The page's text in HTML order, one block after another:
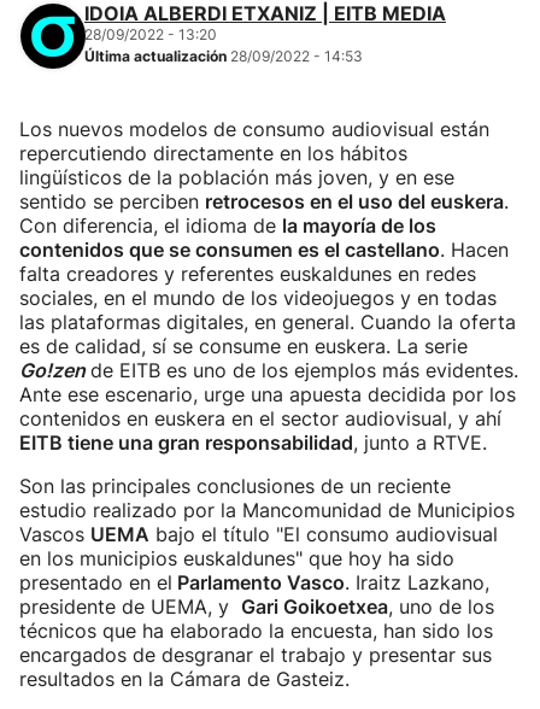
IDOIA ALBERDI ETXANIZ | EITB MEDIA
28/09/2022 - 13:20
Última actualización 28/09/2022 - 14:53
Los nuevos modelos de consumo audiovisual están
repercutiendo directamente en los hábitos
lingüísticos de la población más joven, y en ese
sentido se perciben retrocesos en el uso del euskera.
Con diferencia, el idioma de la mayoría de los
contenidos que se consumen es el castellano. Hacen
falta creadores y referentes euskaldunes en redes
sociales, en el mundo de los videojuegos y en todas
las plataformas digitales, en general. Cuando la oferta
es de calidad, sí se consume en euskera. La serie
Go!zen de EITB es uno de los ejemplos más evidentes.
Ante ese escenario, urge una apuesta decidida por los
contenidos en euskera en el sector audiovisual, y ahí
EITB tiene una gran responsabilidad, junto a RTVE.
Son las principales conclusiones de un reciente
estudio realizado por la Mancomunidad de Municipios
Vascos UEMA bajo el título "El consumo audiovisual
en los municipios euskaldunes" que hoy ha sido
presentado en el Parlamento Vasco. Iraitz Lazkano,
presidente de UEMA, y Gari Goikoetxea, uno de los
técnicos que ha elaborado la encuesta, han sido los
encargados de desgranar el trabajo y presentar sus
resultados en la Cámara de Gasteiz.